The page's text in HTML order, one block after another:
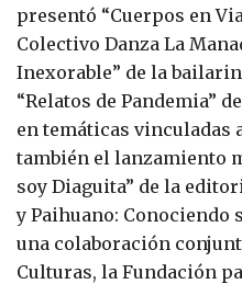
presentó “Cuerpos en
Colectivo Danza La
Inexorable” de la
“Relatos de Pandemia”
en temáticas vinculadas
también el lanzamiento
soy Diaguita” de la
y Paihuano: Conociendo
una colaboración
Culturas, la Fundación